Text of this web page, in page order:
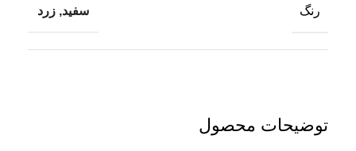
توضیحات محصول
رنگ سفید, زرد